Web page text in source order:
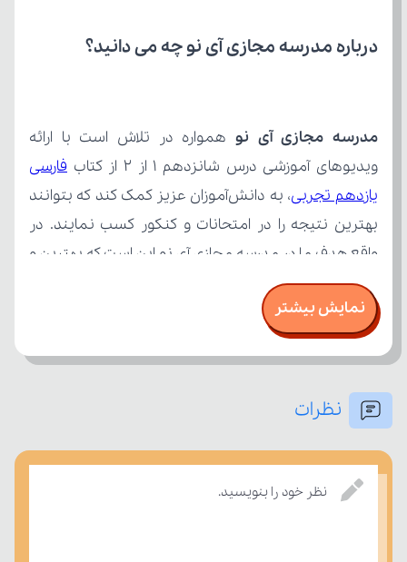
درباره مدرسه مجازی آی نو چه می‌ دانید؟
مدرسه مجازی آی نو
ویدیوهای آموزشی درس شانزدهم ۱ از ۲ از کتاب
یازدهم تجربی
امتحان، میزان تسلط خود را بر مفاهیم درسی بسنجند.
نمایش بیشتر
نظرات
نظر خود را بنویسید.